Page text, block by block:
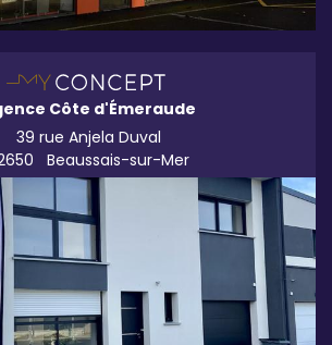
Côte d'Émeraude
39 rue Anjela Duval
Beaussais-sur-Mer